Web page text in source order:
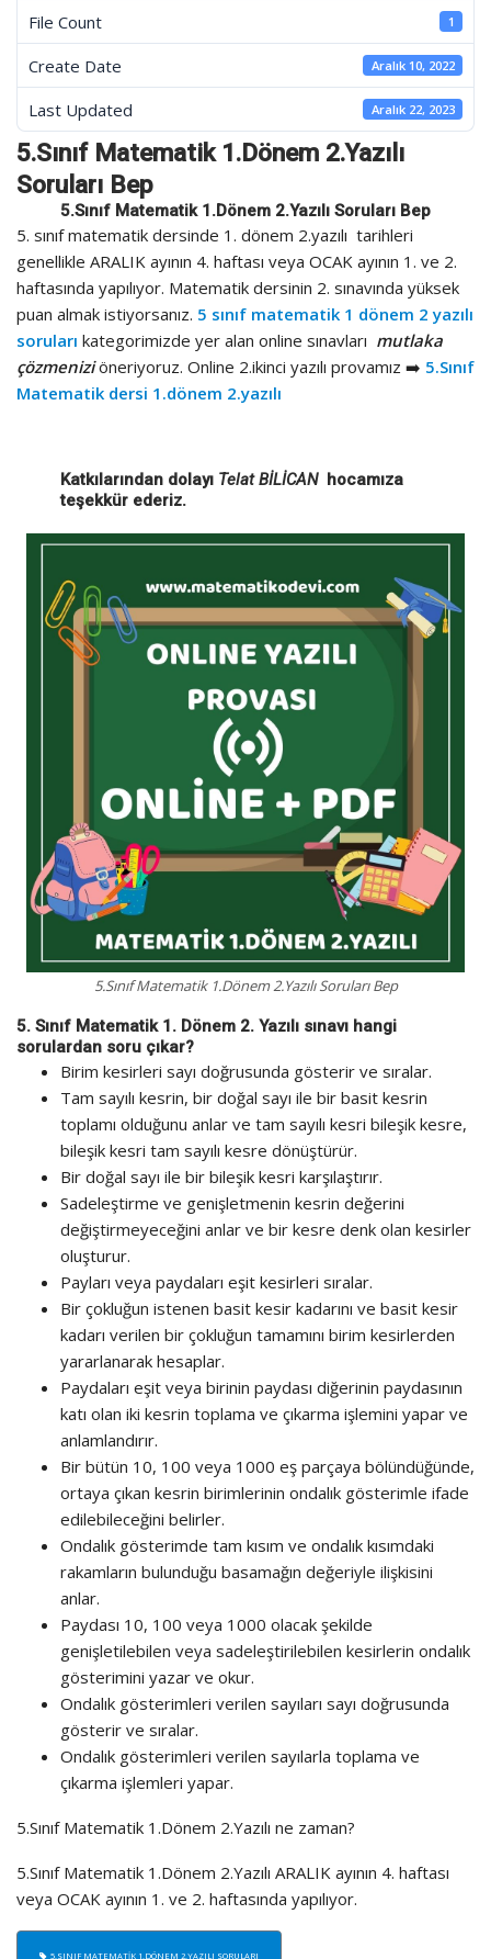
File Count 1
Create Date Aralık 10, 2022
Last Updated Aralık 22, 2023
5.Sınıf Matematik 1.Dönem 2.Yazılı
Soruları Bep
5.Sınıf Matematik 1.Dönem 2.Yazılı Soruları Bep
5. sınıf matematik dersinde 1. dönem 2.yazılı tarihleri
genellikle ARALIK ayının 4. haftası veya OCAK ayının 1. ve 2.
haftasında yapılıyor. Matematik dersinin 2. sınavında yüksek
puan almak istiyorsanız. 5 sınıf matematik 1 dönem 2 yazılı
soruları kategorimizde yer alan online sınavları mutlaka
çözmeniziöneriyoruz. Online 2.ikinci yazılı provamız ➡️ 5.Sınıf
Matematik dersi 1.dönem 2.yazılı
Katkılarından dolayı Telat BİLİCANhocamıza
teşekkür ederiz.
5.Sınıf Matematik 1.Dönem 2.Yazılı Soruları Bep
5. Sınıf Matematik 1. Dönem 2. Yazılı sınavı hangi
sorulardan soru çıkar?
Birim kesirleri sayı doğrusunda gösterir ve sıralar.
Tam sayılı kesrin, bir doğal sayı ile bir basit kesrin
toplamı olduğunu anlar ve tam sayılı kesri bileşik kesre,
bileşik kesri tam sayılı kesre dönüştürür.
Bir doğal sayı ile bir bileşik kesri karşılaştırır.
Sadeleştirme ve genişletmenin kesrin değerini
değiştirmeyeceğini anlar ve bir kesre denk olan kesirler
oluşturur.
Payları veya paydaları eşit kesirleri sıralar.
Bir çokluğun istenen basit kesir kadarını ve basit kesir
kadarı verilen bir çokluğun tamamını birim kesirlerden
yararlanarak hesaplar.
Paydaları eşit veya birinin paydası diğerinin paydasının
katı olan iki kesrin toplama ve çıkarma işlemini yapar ve
anlamlandırır.
Bir bütün 10, 100 veya 1000 eş parçaya bölündüğünde,
ortaya çıkan kesrin birimlerinin ondalık gösterimle ifade
edilebileceğini belirler.
Ondalık gösterimde tam kısım ve ondalık kısımdaki
rakamların bulunduğu basamağın değeriyle ilişkisini
anlar.
Paydası 10, 100 veya 1000 olacak şekilde
genişletilebilen veya sadeleştirilebilen kesirlerin ondalık
gösterimini yazar ve okur.
Ondalık gösterimleri verilen sayıları sayı doğrusunda
gösterir ve sıralar.
Ondalık gösterimleri verilen sayılarla toplama ve
çıkarma işlemleri yapar.
5.Sınıf Matematik 1.Dönem 2.Yazılı ne zaman?
5.Sınıf Matematik 1.Dönem 2.Yazılı ARALIK ayının 4. haftası
veya OCAK ayının 1. ve 2. haftasında yapılıyor.
5.SINIF MATEMATIK 1.DÖNEM 2.YAZILI SORULARI